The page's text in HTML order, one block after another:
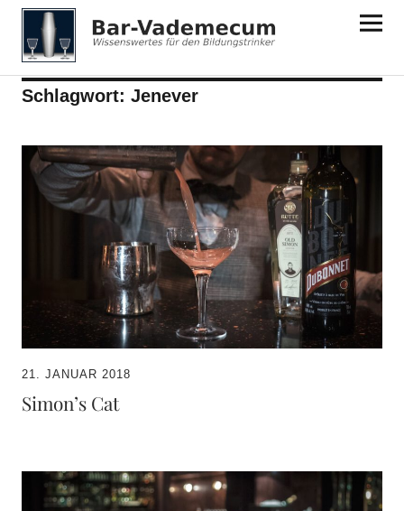
Bar-Vademecum
Schlagwort: Jenever
21. JANUAR 2018
Simon’s Cat